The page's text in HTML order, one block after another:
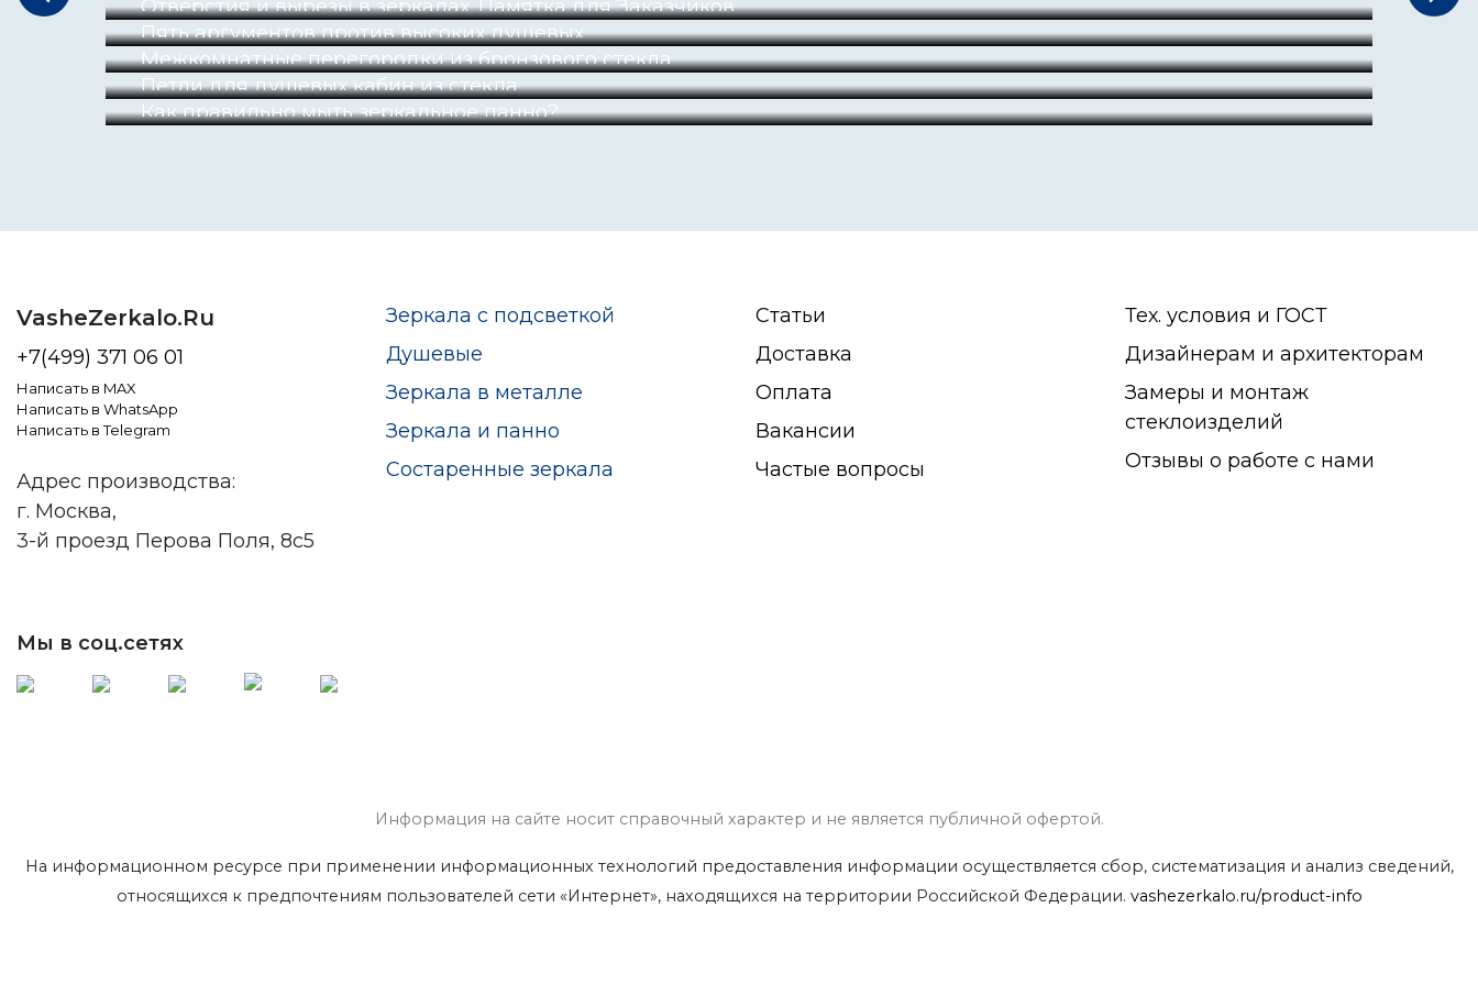
Отверстия и вырезы в зеркалах. Памятка для Заказчиков.
Пять аргументов против высоких душевых.
Межкомнатные перегородки из бронзового стекла
Петли для душевых кабин из стекла
Как правильно мыть зеркальное панно?
VasheZerkalo.Ru
+7(499) 371 06 01
Написать в MAX
Написать в WhatsApp
Написать в Telegram
Адрес производства:
г. Москва,
3-й проезд Перова Поля, 8с5
Зеркала с подсветкой
Душевые
Зеркала в металле
Зеркала и панно
Состаренные зеркала
Статьи
Доставка
Оплата
Вакансии
Частые вопросы
Тех. условия и ГОСТ
Дизайнерам и архитекторам
Замеры и монтаж
стеклоизделий
Отзывы о работе с нами
Мы в соц.сетях
Информация на сайте носит справочный характер и не является публичной офертой.
На информационном ресурсе при применении информационных технологий предоставления информации осуществляется сбор, систематизация и анализ сведений,
относящихся к предпочтениям пользователей сети «Интернет», находящихся на территории Российской Федерации. vashezerkalo.ru/product-info